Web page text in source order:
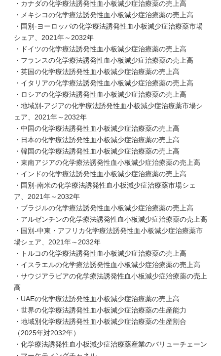
・カナダの化学療法誘発性血小板減少症治療薬の売上高
・メキシコの化学療法誘発性血小板減少症治療薬の売上高
・国別-ヨーロッパの化学療法誘発性血小板減少症治療薬市場
シェア、2021年～2032年
・ドイツの化学療法誘発性血小板減少症治療薬の売上高
・フランスの化学療法誘発性血小板減少症治療薬の売上高
・英国の化学療法誘発性血小板減少症治療薬の売上高
・イタリアの化学療法誘発性血小板減少症治療薬の売上高
・ロシアの化学療法誘発性血小板減少症治療薬の売上高
・地域別-アジアの化学療法誘発性血小板減少症治療薬市場シ
ェア、2021年～2032年
・中国の化学療法誘発性血小板減少症治療薬の売上高
・日本の化学療法誘発性血小板減少症治療薬の売上高
・韓国の化学療法誘発性血小板減少症治療薬の売上高
・東南アジアの化学療法誘発性血小板減少症治療薬の売上高
・インドの化学療法誘発性血小板減少症治療薬の売上高
・国別-南米の化学療法誘発性血小板減少症治療薬市場シェ
ア、2021年～2032年
・ブラジルの化学療法誘発性血小板減少症治療薬の売上高
・アルゼンチンの化学療法誘発性血小板減少症治療薬の売上高
・国別-中東・アフリカ化学療法誘発性血小板減少症治療薬市
場シェア、2021年～2032年
・トルコの化学療法誘発性血小板減少症治療薬の売上高
・イスラエルの化学療法誘発性血小板減少症治療薬の売上高
・サウジアラビアの化学療法誘発性血小板減少症治療薬の売上
高
・UAEの化学療法誘発性血小板減少症治療薬の売上高
・世界の化学療法誘発性血小板減少症治療薬の生産能力
・地域別化学療法誘発性血小板減少症治療薬の生産割合
（2025年対2032年）
・化学療法誘発性血小板減少症治療薬産業のバリューチェーン